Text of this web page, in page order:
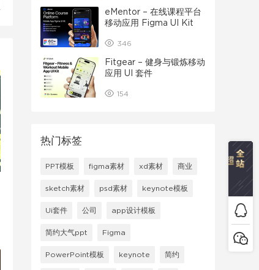
eMentor – 在线课程平台
移动应用 Figma UI Kit
346
Fitgear – 健身与锻炼移动
应用 UI 套件
154
热门标签
PPT模板 figma素材 xd素材 商业
sketch素材 psd素材 keynote模板
Ui套件 公司 app设计模板
简约大气ppt Figma
PowerPoint模板 keynote 简约